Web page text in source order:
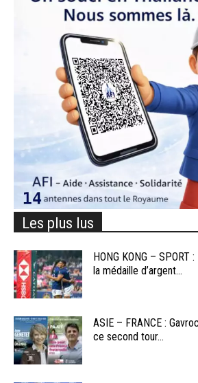
Les plus lus
HONG KONG –
la médaille d’argent...
ASIE – FRANCE :
ce second tour...